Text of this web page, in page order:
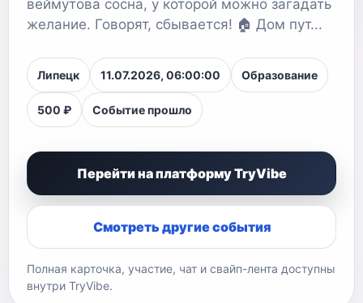
веймутова сосна, у которой можно загадать
желание. Говорят, сбывается! 🏠 Дом пут...
Липецк 11.07.2026, 06:00:00 Образование
500 ₽ Событие прошло
Перейти на платформу TryVibe
Смотреть другие события
Полная карточка, участие, чат и свайп-лента доступны
внутри TryVibe.